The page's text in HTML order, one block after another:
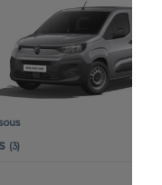
(3)